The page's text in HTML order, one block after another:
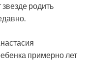
родить
примерно лет